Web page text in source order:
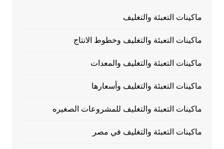
ماكينات التعبئة والتغليف
ماكينات التعبئة والتغليف وخطوط الانتاج
ماكينات التعبئة والتغليف والمعدات
ماكينات التعبئة والتغليف وأسعارها
ماكينات التعبئة والتغليف للمشروعات الصغيره
ماكينات التعبئة والتغليف في مصر